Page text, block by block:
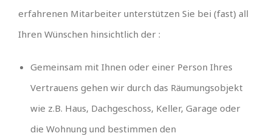
erfahrenen Mitarbeiter unterstützen Sie bei (fast) all
Ihren Wünschen hinsichtlich der :
Gemeinsam mit Ihnen oder einer Person Ihres
Vertrauens gehen wir durch das Räumungsobjekt
wie z.B. Haus, Dachgeschoss, Keller, Garage oder
die Wohnung und bestimmen den